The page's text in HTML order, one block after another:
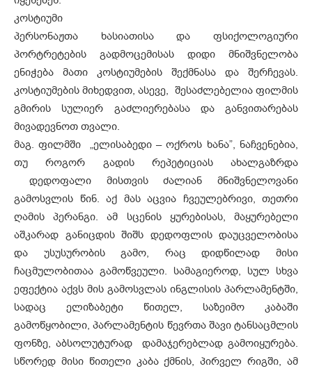
კოსტიუმი
პერსონაჟთა ხასიათისა და ფსიქოლოგიური
პორტრეტების გადმოცემისას დიდი მნიშვნელობა
ენიჭება მათი კოსტიუმების შექმნასა და შერჩევას.
კოსტიუმების მიხედვით, ასევე, შესაძლებელია ფილმის
გმირის სულიერ გაძლიერებასა და განვითარებას
მივადევნოთ თვალი.
მაგ. ფილმში „ელისაბედი – ოქროს ხანა”, ნაჩვენებია,
თუ როგორ გადის რეპეტიციას ახალგაზრდა
დედოფალი მისთვის ძალიან მნიშვნელოვანი
გამოსვლის წინ. აქ მას აცვია ჩვეულებრივი, თეთრი
ღამის პერანგი. ამ სცენის ყურებისას, მაყურებელი
აშკარად განიცდის შიშს დედოფლის დაუცველობისა
და უსუსურობის გამო, რაც დიდწილად მისი
ჩაცმულობითაა გამოწვეული. სამაგიეროდ, სულ სხვა
ეფექტია აქვს მის გამოსვლას ინგლისის პარლამენტში,
სადაც ელიზაბეტი წითელ, საზეიმო კაბაში
გამოწყობილი, პარლამენტის წევრთა შავი ტანსაცმლის
ფონზე, აბსოლუტურად დამაჯერებლად გამოიყურება.
სწორედ მისი წითელი კაბა ქმნის, პირველ რიგში, ამ